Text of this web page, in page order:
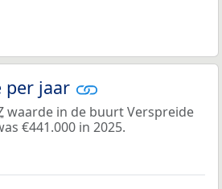
per jaar
waarde in de buurt Verspreide
€441.000 in 2025.